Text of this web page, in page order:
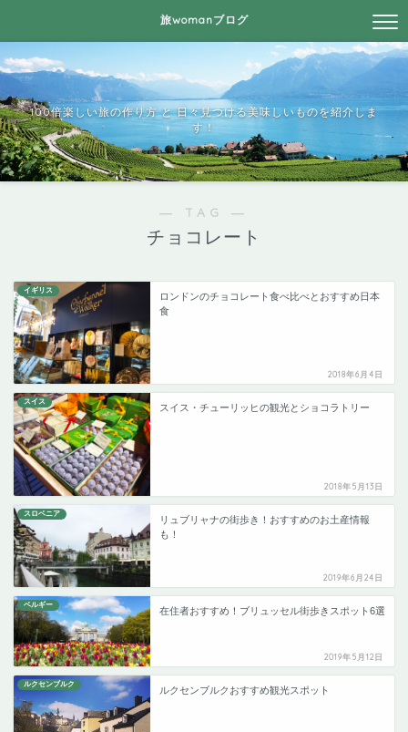
旅womanブログ
100倍楽しい旅の作り方 と 日々見つける美味しいものを紹介しま
す！
― TAG ―
チョコレート
イギリス
ロンドンのチョコレート食べ比べとおすすめ日本
食
2018年6月4日
スイス
スイス・チューリッヒの観光とショコラトリー
2018年5月13日
スロベニア
リュブリャナの街歩き！おすすめのお土産情報
も！
2019年6月24日
ベルギー
在住者おすすめ！ブリュッセル街歩きスポット6選
2019年5月12日
ルクセンブルク
ルクセンブルクおすすめ観光スポット